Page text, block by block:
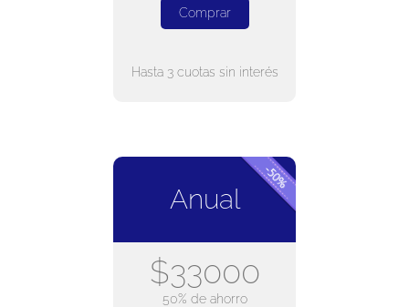
Comprar
Hasta 3 cuotas sin interés
Anual
$33000
50% de ahorro